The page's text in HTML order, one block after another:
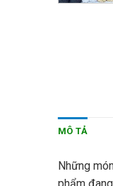
MÔ TẢ
Những